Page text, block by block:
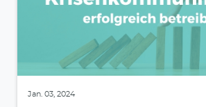
Jan. 03, 2024